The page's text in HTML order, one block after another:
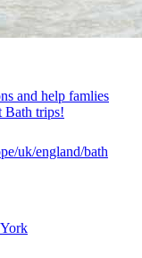
and help famlies
Bath trips!
uk/england/bath
York